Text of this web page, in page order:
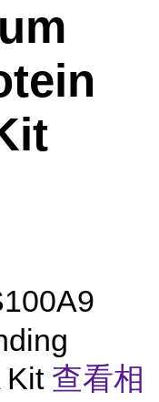
Kit 查看相